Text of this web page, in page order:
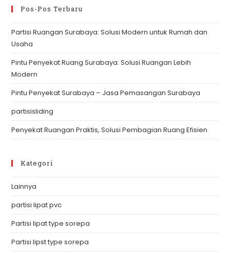
Pos-Pos Terbaru
Partisi Ruangan Surabaya: Solusi Modern untuk Rumah dan
Usaha
Pintu Penyekat Ruang Surabaya: Solusi Ruangan Lebih
Modern
Pintu Penyekat Surabaya – Jasa Pemasangan Surabaya
partisisliding
Penyekat Ruangan Praktis, Solusi Pembagian Ruang Efisien
Kategori
Lainnya
partisi lipat pvc
Partisi lipat type sorepa
Partisi lipst type sorepa